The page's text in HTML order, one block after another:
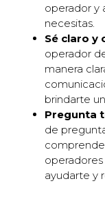
operador y
necesitas.
Sé claro y
operador
manera
brindarte
Pregunta
de
ayudarte y